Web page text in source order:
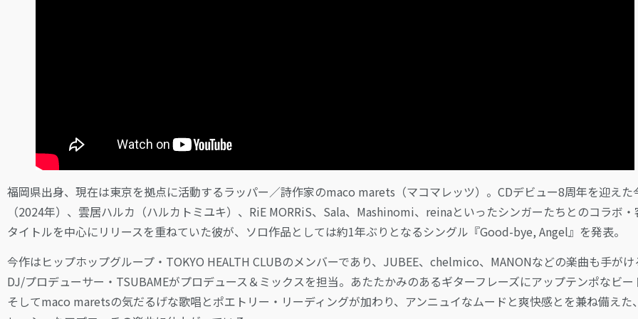
福岡県出身、現在は東京を拠点に活動するラッパー／詩作家のmaco marets（マコマレッツ）。CDデビュー8周年を迎えた
（2024年）、雲居ハルカ（ハルカトミユキ）、RiE MORRiS、Sala、Mashinomi、reinaといったシンガーたちとのコラボ・
タイトルを中心にリリースを重ねていた彼が、ソロ作品としては約1年ぶりとなるシングル『Good-bye, Angel』を発表。
今作はヒップホップグループ・TOKYO HEALTH CLUBのメンバーであり、JUBEE、chelmico、MANONなどの楽曲も手がけ
DJ/プロデューサー・TSUBAMEがプロデュース＆ミックスを担当。あたたかみのあるギターフレーズにアップテンポなビー
そしてmaco maretsの気だるげな歌唱とポエトリー・リーディングが加わり、アンニュイなムードと爽快感とを兼ね備えた